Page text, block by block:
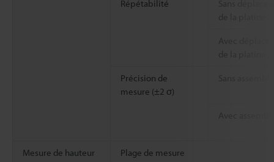
Répétabilité
Précision de
mesure (±2 σ)
Mesure de hauteur Plage de mesure